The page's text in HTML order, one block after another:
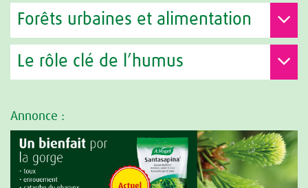
Forêts urbaines et alimentation
Le rôle clé de l’humus
Annonce :